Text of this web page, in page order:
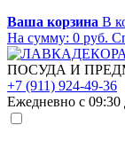
Ваша корзина В
На сумму: 0 руб.
ПОСУДА И
+7 (911) 924-49-36
Ежедневно с 09:30